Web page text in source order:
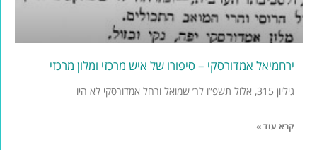
ירחמיאל אמדורסקי – סיפורו של איש מרכזי ומלון מרכזי
גיליון 315, אלול תשפ”ו לר’ שמואל ורחל אמדורסקי לא היו
קרא עוד »